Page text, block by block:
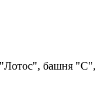
"Лотос", башня "С",